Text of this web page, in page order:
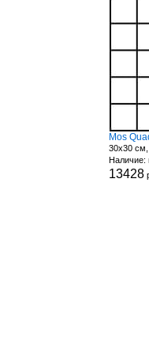
Mos
30x30
Наличие:
13428